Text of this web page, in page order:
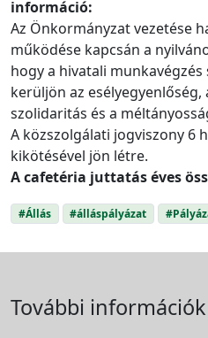
információ:
Az Önkormányzat vezetése
működése kapcsán a
hogy a hivatali
kerüljön az
szolidaritás és a
A közszolgálati jogviszony 6
kikötésével jön létre.
A cafetéria juttatás éves
#Állás #álláspályázat
További információk